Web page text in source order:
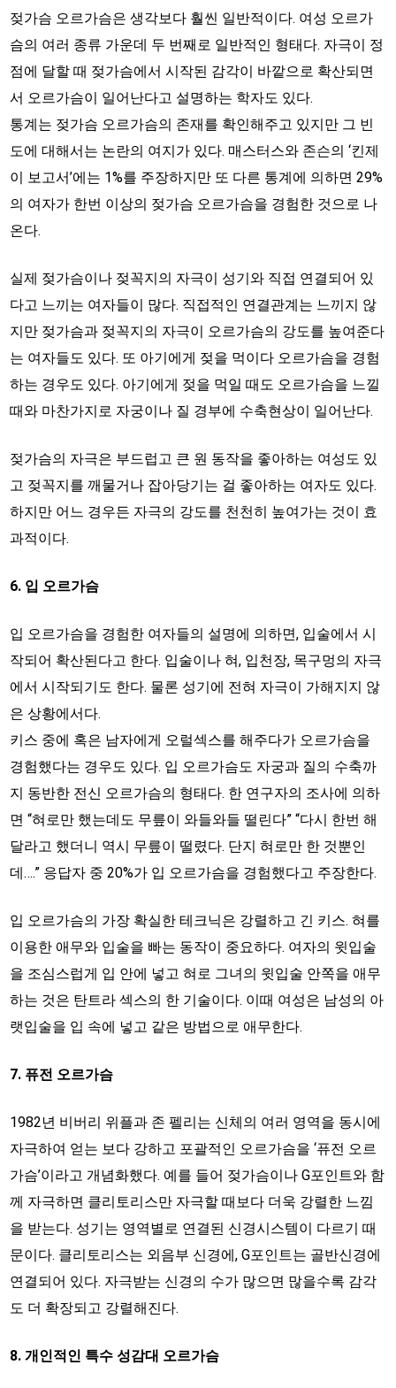
젖가슴 오르가슴은 생각보다 훨씬 일반적이다. 여성 오르가
슴의 여러 종류 가운데 두 번째로 일반적인 형태다. 자극이 정
점에 달할 때 젖가슴에서 시작된 감각이 바깥으로 확산되면
서 오르가슴이 일어난다고 설명하는 학자도 있다.
통계는 젖가슴 오르가슴의 존재를 확인해주고 있지만 그 빈
도에 대해서는 논란의 여지가 있다. 매스터스와 존슨의 ‘킨제
이 보고서’에는 1%를 주장하지만 또 다른 통계에 의하면 29%
의 여자가 한번 이상의 젖가슴 오르가슴을 경험한 것으로 나
온다.
실제 젖가슴이나 젖꼭지의 자극이 성기와 직접 연결되어 있
다고 느끼는 여자들이 많다. 직접적인 연결관계는 느끼지 않
지만 젖가슴과 젖꼭지의 자극이 오르가슴의 강도를 높여준다
는 여자들도 있다. 또 아기에게 젖을 먹이다 오르가슴을 경험
하는 경우도 있다. 아기에게 젖을 먹일 때도 오르가슴을 느낄
때와 마찬가지로 자궁이나 질 경부에 수축현상이 일어난다.
젖가슴의 자극은 부드럽고 큰 원 동작을 좋아하는 여성도 있
고 젖꼭지를 깨물거나 잡아당기는 걸 좋아하는 여자도 있다.
하지만 어느 경우든 자극의 강도를 천천히 높여가는 것이 효
과적이다.
6. 입 오르가슴
입 오르가슴을 경험한 여자들의 설명에 의하면, 입술에서 시
작되어 확산된다고 한다. 입술이나 혀, 입천장, 목구멍의 자극
에서 시작되기도 한다. 물론 성기에 전혀 자극이 가해지지 않
은 상황에서다.
키스 중에 혹은 남자에게 오럴섹스를 해주다가 오르가슴을
경험했다는 경우도 있다. 입 오르가슴도 자궁과 질의 수축까
지 동반한 전신 오르가슴의 형태다. 한 연구자의 조사에 의하
면 “혀로만 했는데도 무릎이 와들와들 떨린다” “다시 한번 해
달라고 했더니 역시 무릎이 떨렸다. 단지 혀로만 한 것뿐인
데….” 응답자 중 20%가 입 오르가슴을 경험했다고 주장한다.
입 오르가슴의 가장 확실한 테크닉은 강렬하고 긴 키스. 혀를
이용한 애무와 입술을 빠는 동작이 중요하다. 여자의 윗입술
을 조심스럽게 입 안에 넣고 혀로 그녀의 윗입술 안쪽을 애무
하는 것은 탄트라 섹스의 한 기술이다. 이때 여성은 남성의 아
랫입술을 입 속에 넣고 같은 방법으로 애무한다.
7. 퓨전 오르가슴
1982년 비버리 위플과 존 펠리는 신체의 여러 영역을 동시에
자극하여 얻는 보다 강하고 포괄적인 오르가슴을 ‘퓨전 오르
가슴’이라고 개념화했다. 예를 들어 젖가슴이나 G포인트와 함
께 자극하면 클리토리스만 자극할 때보다 더욱 강렬한 느낌
을 받는다. 성기는 영역별로 연결된 신경시스템이 다르기 때
문이다. 클리토리스는 외음부 신경에, G포인트는 골반신경에
연결되어 있다. 자극받는 신경의 수가 많으면 많을수록 감각
도 더 확장되고 강렬해진다.
8. 개인적인 특수 성감대 오르가슴